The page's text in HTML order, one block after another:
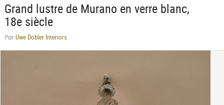
Grand lustre de Murano en verre blanc,
18e siècle
ParUwe Dobler Interiors